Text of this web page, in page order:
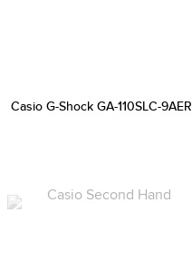
Casio G-Shock GA-110SLC-9AER